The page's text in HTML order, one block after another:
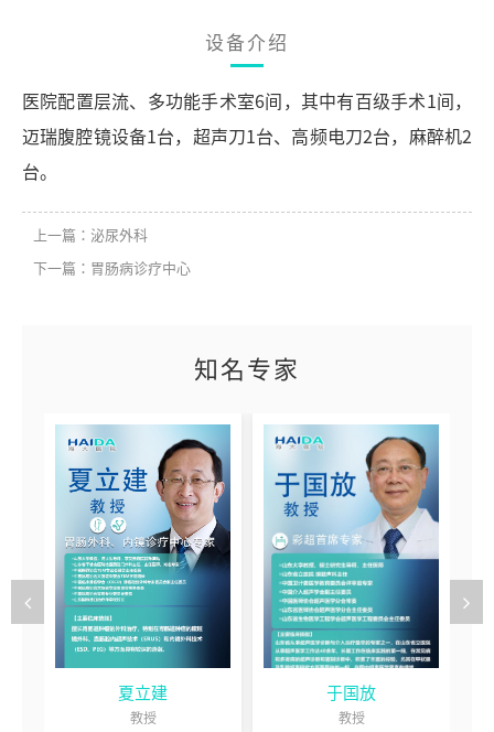
设备介绍
医院配置层流、多功能手术室6间，其中有百级手术1间，
迈瑞腹腔镜设备1台，超声刀1台、高频电刀2台，麻醉机2
台。
上一篇：泌尿外科
下一篇：胃肠病诊疗中心
知名专家
夏立建
教授
于国放
教授